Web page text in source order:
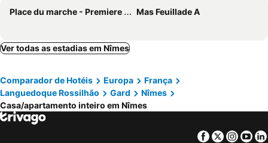
Place du marche - Premiere conciergerie Mas Feuillade A
Ver todas as estadias em Nîmes
Comparador de Hotéis Europa
França
Languedoque Rossilhão
Gard
Nîmes
Casa/apartamento inteiro em Nîmes
Facebook
Twitter